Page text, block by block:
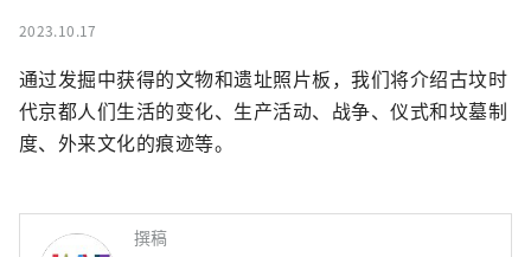
2023.10.17
通过发掘中获得的文物和遗址照片板，我们将介绍古坟时
代京都人们生活的变化、生产活动、战争、仪式和坟墓制
度、外来文化的痕迹等。
撰稿